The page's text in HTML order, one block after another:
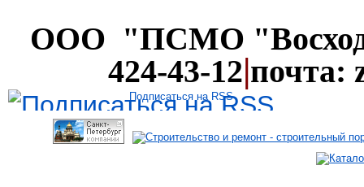
ООО "ПСМО
424-43-12|почта:
Подписаться на RSS